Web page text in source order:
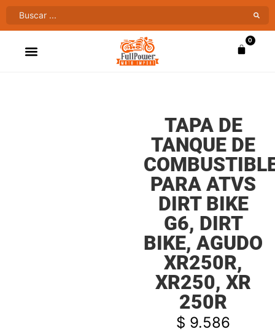
0
TAPA DE
TANQUE DE
PARA ATVS
DIRT BIKE
G6, DIRT
BIKE, AGUDO
XR250R,
XR250, XR
250R
$ 9.586